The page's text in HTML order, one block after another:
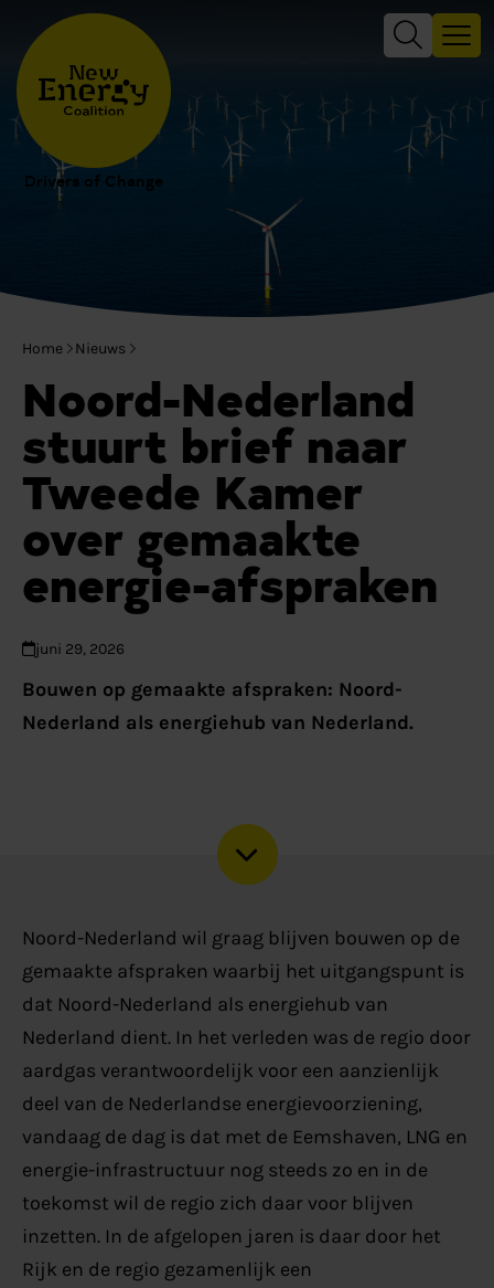
Drivers of Change
Home Nieuws
Noord-Nederland
stuurt brief naar
Tweede Kamer
over gemaakte
energie-afspraken
juni 29, 2026
Bouwen op gemaakte afspraken: Noord-
Nederland als energiehub van Nederland.
Noord-Nederland wil graag blijven bouwen op de
gemaakte afspraken waarbij het uitgangspunt is
dat Noord-Nederland als energiehub van
Nederland dient. In het verleden was de regio door
aardgas verantwoordelijk voor een aanzienlijk
deel van de Nederlandse energievoorziening,
vandaag de dag is dat met de Eemshaven, LNG en
energie-infrastructuur nog steeds zo en in de
toekomst wil de regio zich daar voor blijven
inzetten. In de afgelopen jaren is daar door het
Rijk en de regio gezamenlijk een